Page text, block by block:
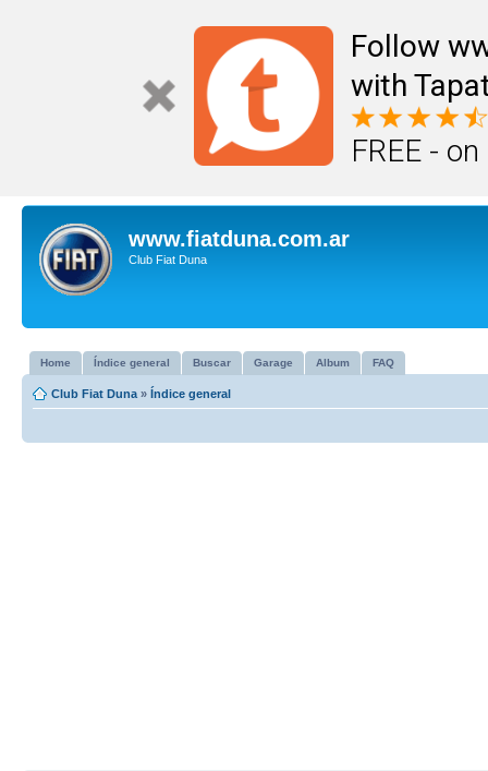
Follow
with
FREE -
www.fiatduna.com.ar
Club Fiat Duna
Home Índice general Buscar Garage Album FAQ
Club Fiat Duna » Índice general